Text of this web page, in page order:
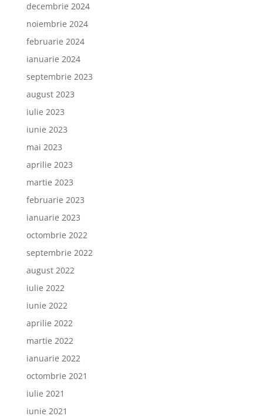
decembrie 2024
noiembrie 2024
februarie 2024
ianuarie 2024
septembrie 2023
august 2023
iulie 2023
iunie 2023
mai 2023
aprilie 2023
martie 2023
februarie 2023
ianuarie 2023
octombrie 2022
septembrie 2022
august 2022
iulie 2022
iunie 2022
aprilie 2022
martie 2022
ianuarie 2022
octombrie 2021
iulie 2021
iunie 2021